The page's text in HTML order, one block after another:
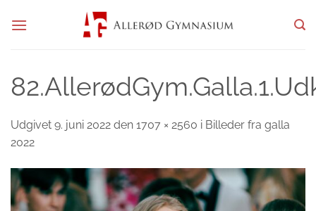
Udgivet 9. juni 2022 den 1707 × 2560 i Billeder fra galla
2022